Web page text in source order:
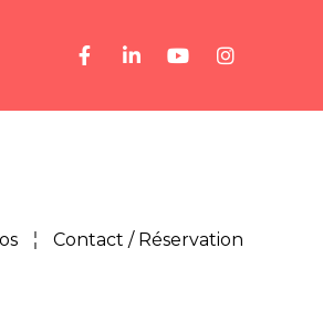
Contact / Réservation